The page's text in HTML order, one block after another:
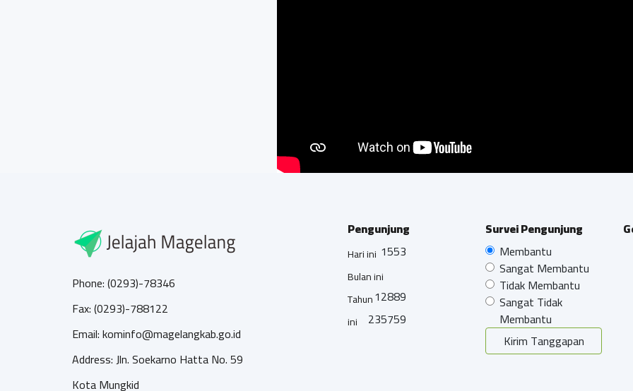
Phone: (0293)-78346
Fax: (0293)-788122
Email: kominfo@magelangkab.go.id
Address: Jln. Soekarno Hatta No. 59
Kota Mungkid
Pengunjung
Hari ini 1553
Bulan ini
12889
Tahun
ini
235759
Survei Pengunjung
Membantu
Sangat Membantu
Tidak Membantu
Sangat Tidak
Membantu
Kirim Tanggapan